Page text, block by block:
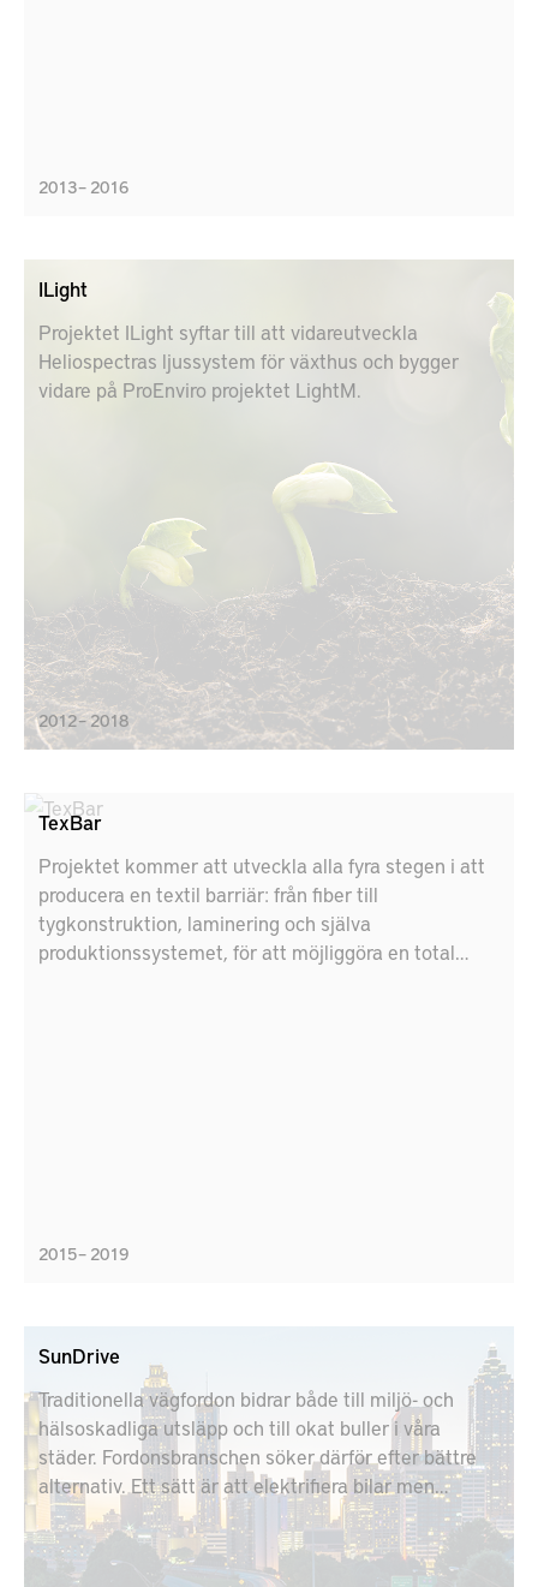
2013 – 2016
ILight
Projektet ILight syftar till att vidareutveckla
Heliospectras ljussystem för växthus och bygger
vidare på ProEnviro projektet LightM.
2012 – 2018
TexBar
Projektet kommer att utveckla alla fyra stegen i att
producera en textil barriär: från fiber till
tygkonstruktion, laminering och själva
produktionssystemet, för att möjliggöra en total
2015 – 2019
SunDrive
Traditionella vägfordon bidrar både till miljö- och
hälsoskadliga utsläpp och till okat buller i våra
städer. Fordonsbranschen söker därför efter bättre
alternativ. Ett sätt är att elektrifiera bilar men
tekniken brottas fortfarande med problem.
Framförallt är det batteriernas begränsade kapacitet
som hindrar ett verkligt genombrott.